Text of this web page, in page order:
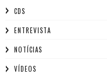
CDS
ENTREVISTA
NOTÍCIAS
VÍDEOS